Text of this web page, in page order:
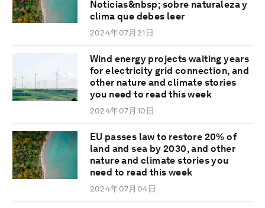
Noticias&nbsp; sobre naturaleza y
clima que debes leer
2024年07月21日
Wind energy projects waiting years
for electricity grid connection, and
other nature and climate stories
you need to read this week
2024年07月10日
EU passes law to restore 20% of
land and sea by 2030, and other
nature and climate stories you
need to read this week
2024年07月04日